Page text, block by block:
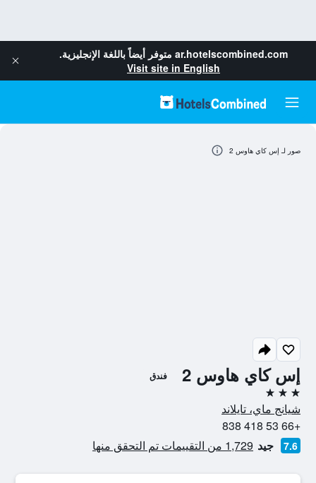
ar.hotelscombined.com متوفر أيضاً باللغة الإنجليزية.
Visit site in English
إس كاي هاوس 2 فندق
3 نجوم
شيانج ماي، تايلاند
+66 53 418 838
7.6 جيد 1,729 من التقييمات تم التحقق منها
صور لـ إس كاي هاوس 2